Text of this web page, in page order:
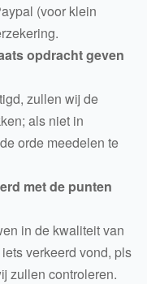
(voor klein
opdracht geven
zullen wij de
als niet in
orde meedelen te
met de punten
in de kwaliteit van
verkeerd vond, pls
zullen controleren.